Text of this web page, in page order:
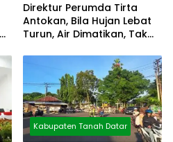
Direktur Perumda Tirta
Antokan, Bila Hujan Lebat
Turun, Air Dimatikan, Tak
Kabupaten Tanah Datar